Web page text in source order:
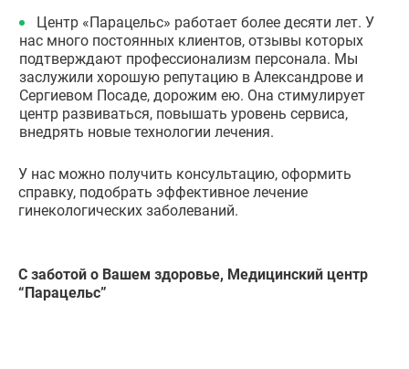
Центр «Парацельс» работает более десяти лет. У
нас много постоянных клиентов, отзывы которых
подтверждают профессионализм персонала. Мы
заслужили хорошую репутацию в Александрове и
Сергиевом Посаде, дорожим ею. Она стимулирует
центр развиваться, повышать уровень сервиса,
внедрять новые технологии лечения.
У нас можно получить консультацию, оформить
справку, подобрать эффективное лечение
гинекологических заболеваний.
С заботой о Вашем здоровье, Медицинский центр
“Парацельс”